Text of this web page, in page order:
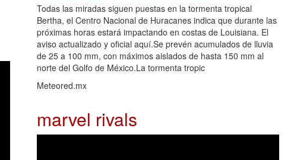
Todas las miradas siguen puestas en la tormenta tropical
Bertha, el Centro Nacional de Huracanes indica que durante las
próximas horas estará impactando en costas de Louisiana. El
aviso actualizado y oficial aquí.Se prevén acumulados de lluvia
de 25 a 100 mm, con máximos aislados de hasta 150 mm al
norte del Golfo de México.La tormenta tropic
Meteored.mx
marvel rivals